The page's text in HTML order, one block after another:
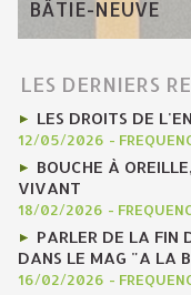
BÂTIE-NEUVE
LES DERNIERS
LES DROITS DE
12/05/2026 -
BOUCHE À
VIVANT
18/02/2026 -
PARLER DE LA FIN
DANS LE MAG "A LA
16/02/2026 -